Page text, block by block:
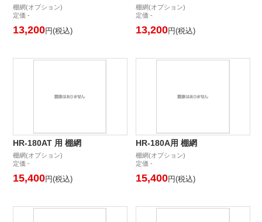
棚網(オプション)
定価 -
13,200円(税込)
棚網(オプション)
定価 -
13,200円(税込)
HR-180AT 用 棚網
棚網(オプション)
定価 -
15,400円(税込)
HR-180A用 棚網
棚網(オプション)
定価 -
15,400円(税込)